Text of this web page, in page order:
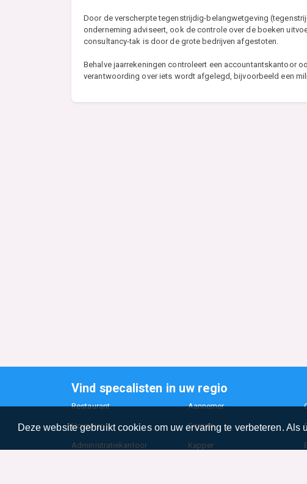
Deze website gebruikt cookies om uw ervaring te verbeteren.
Door de verscherpte tegenstrijdig-belangwetgeving
onderneming adviseert, ook de controle over de boeken
consultancy-tak is door de grote bedrijven afgestoten.
Behalve jaarrekeningen controleert een accountantskantoor
verantwoording over iets wordt afgelegd, bijvoorbeeld een
Vind specalisten in uw regio
Restaurant Aannemer
Hovenier Garage
Administratiekantoor Kapper